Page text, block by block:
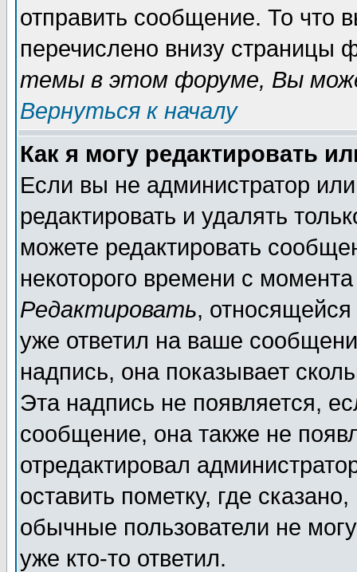
отправить сообщение. То что
перечислено внизу страницы
темы в этом форуме, Вы
Вернуться к началу
Как я могу редактировать
Если вы не администратор
редактировать и удалять
можете редактировать
некоторого времени с
Редактировать,
уже ответил на ваше
надпись, она показывает
Эта надпись не появляется,
сообщение, она также не
отредактировал
оставить пометку, где
обычные пользователи не
уже кто-то ответил.